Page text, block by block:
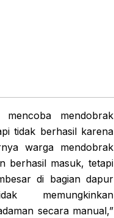
mencoba mendobrak
tidak berhasil karena
warga mendobrak
berhasil masuk, tetapi
di bagian dapur
memungkinkan
secara manual,”